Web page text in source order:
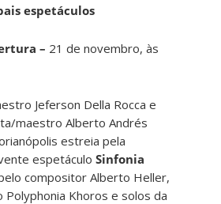
espetáculos
– 21 de novembro, às
Jeferson Della Rocca e
maestro Alberto Andrés
estreia pela
espetáculoSinfonia
compositor Alberto Heller,
Polyphonia Khoros e solos da